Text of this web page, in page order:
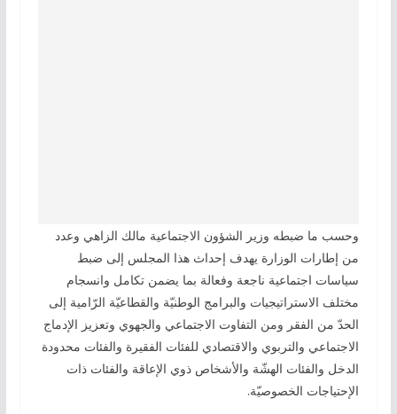
وحسب ما ضبطه وزير الشؤون الاجتماعية مالك الزاهي وعدد
من إطارات الوزارة يهدف إحداث هذا المجلس إلى ضبط
سياسات اجتماعية ناجعة وفعالة بما يضمن تكامل وانسجام
مختلف الاستراتيجيات والبرامج الوطنيّة والقطاعيّة الرّامية إلى
الحدّ من الفقر ومن التفاوت الاجتماعي والجهوي وتعزيز الإدماج
الاجتماعي والتربوي والاقتصادي للفئات الفقيرة والفئات محدودة
الدخل والفئات الهشّة والأشخاص ذوي الإعاقة والفئات ذات
الإحتياجات الخصوصيّة.